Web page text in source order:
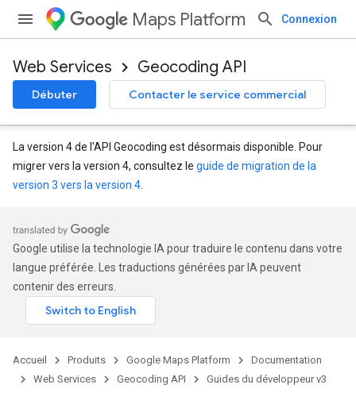
Maps Platform Connexion
Web Services Geocoding API
Débuter Contacter le service commercial
La version 4 de l'API Geocoding est désormais disponible. Pour
migrer vers la version 4, consultez le guide de migration de la
version 3 vers la version 4
Google utilise la technologie IA pour traduire le contenu dans votre
langue préférée. Les traductions générées par IA peuvent
contenir des erreurs.
Accueil Produits Google Maps Platform
Documentation
Web Services
Geocoding API Guides du développeur v3